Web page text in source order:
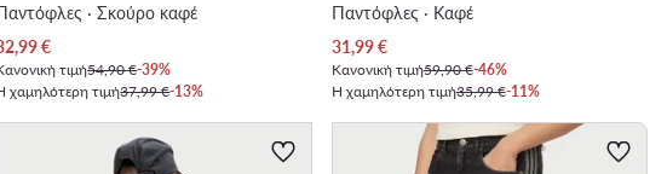
· Σκούρο καφέ
τιμή
€
τιμή54,90 €-39%
χαμηλότερη τιμή37,99 €-13%
Παντόφλες · Καφέ
Τρέχουσα τιμή
31,99€
Κανονική τιμή59,90 €-46%
Η χαμηλότερη τιμή35,99 €-11%